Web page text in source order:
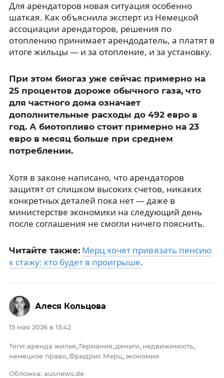
Для арендаторов новая ситуация особенно
шаткая. Как объяснила эксперт из Немецкой
ассоциации арендаторов, решения по
отоплению принимает арендодатель, а платят в
итоге жильцы — и за отопление, и за установку.
При этом биогаз уже сейчас примерно на
25 процентов дороже обычного газа, что
для частного дома означает
дополнительные расходы до 492 евро в
год. А биотопливо стоит примерно на 23
евро в месяц больше при среднем
потреблении.
Хотя в законе написано, что арендаторов
защитят от слишком высоких счетов, никаких
конкретных деталей пока нет — даже в
министерстве экономики на следующий день
после соглашения не смогли ничего пояснить.
Читайте также: Мерц хочет привязать пенсию
к стажу: кто будет в проигрыше.
15 мая 2026 в 13:42
Теги: аренда жилья, Германия, деньги, недвижимость,
немецкое право,Фридрих Мерц,экономия
Обложка: ausnews.de
Алеся Кольцова